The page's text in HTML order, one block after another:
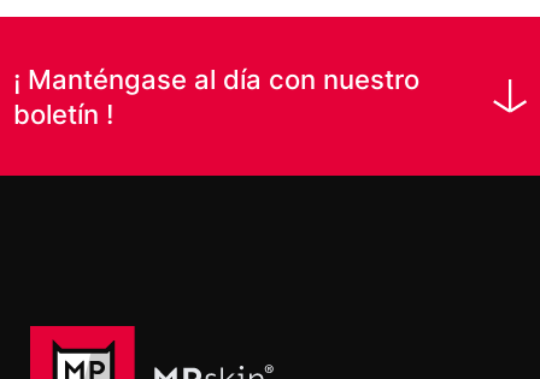
se mostrarán los datos recibidos
¡ Manténgase al día con nuestro
boletín !